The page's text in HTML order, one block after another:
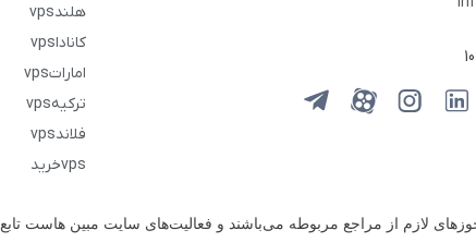
هلندvps
کاناداvps
اماراتvps
ترکیهvps
فلاندvps
vpsخرید
لازم از مراجع مربوطه می‌باشند و فعالیت‌های سایت مبین هاست